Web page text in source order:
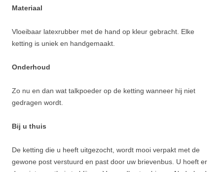
Materiaal
Vloeibaar latexrubber met de hand op kleur gebracht. Elke
ketting is uniek en handgemaakt.
Onderhoud
Zo nu en dan wat talkpoeder op de ketting wanneer hij niet
gedragen wordt.
Bij u thuis
De ketting die u heeft uitgezocht, wordt mooi verpakt met de
gewone post verstuurd en past door uw brievenbus. U hoeft er